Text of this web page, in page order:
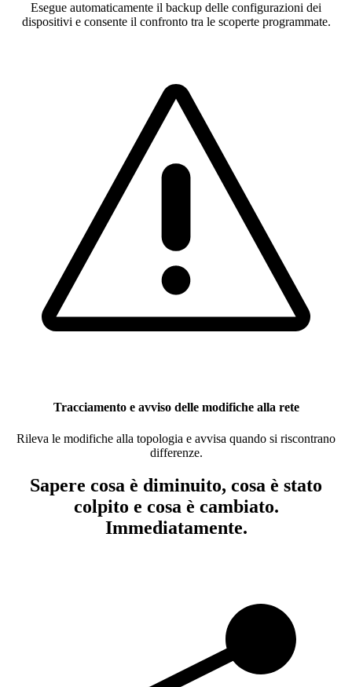
Esegue automaticamente il backup delle configurazioni dei
dispositivi e consente il confronto tra le scoperte programmate.
Tracciamento e avviso delle modifiche alla rete
Rileva le modifiche alla topologia e avvisa quando si riscontrano
differenze.
Sapere cosa è diminuito, cosa è stato
colpito e cosa è cambiato.
Immediatamente.